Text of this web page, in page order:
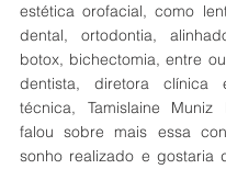
estética orofacial, como
dental, ortodontia,
botox, bichectomia, entre
dentista, diretora clínica
técnica, Tamislaine Muniz
falou sobre mais essa
sonho realizado e gostaria